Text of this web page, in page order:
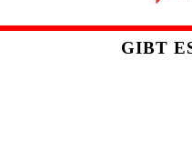
GIBT